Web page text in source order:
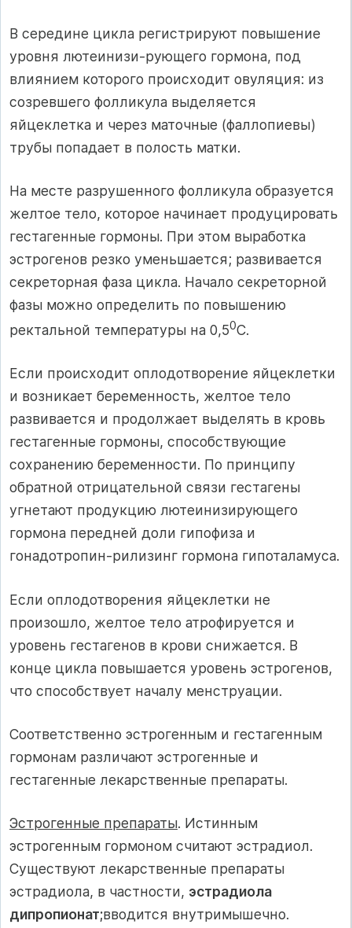
В середине цикла регистрируют повышение
уровня лютеинизи-рующего гормона, под
влиянием которого происходит овуляция: из
созревшего фолликула выделяется
яйцеклетка и через маточные (фаллопиевы)
трубы попадает в полость матки.
На месте разрушенного фолликула образуется
желтое тело, которое начинает продуцировать
гестагенные гормоны. При этом выработка
эстрогенов резко уменьшается; развивается
секреторная фаза цикла. Начало секреторной
фазы можно определить по повышению
ректальной температуры на 0,50С.
Если происходит оплодотворение яйцеклетки
и возникает беременность, желтое тело
развивается и продолжает выделять в кровь
гестагенные гормоны, способствующие
сохранению беременности. По принципу
обратной отрицательной связи гестагены
угнетают продукцию лютеинизирующего
гормона передней доли гипофиза и
гонадотропин-рилизинг гормона гипоталамуса.
Если оплодотворения яйцеклетки не
произошло, желтое тело атрофируется и
уровень гестагенов в крови снижается. В
конце цикла повышается уровень эстрогенов,
что способствует началу менструации.
Соответственно эстрогенным и гестагенным
гормонам различают эстрогенные и
гестагенные лекарственные препараты.
Эстрогенные препараты. Истинным
эстрогенным гормоном считают эстрадиол.
Существуют лекарственные препараты
эстрадиола, в частности, эстрадиола
дипропионат;вводится внутримышечно.